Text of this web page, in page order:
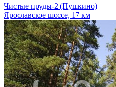
Чистые пруды-2 (Пушкино)
Ярославское шоссе, 17 км